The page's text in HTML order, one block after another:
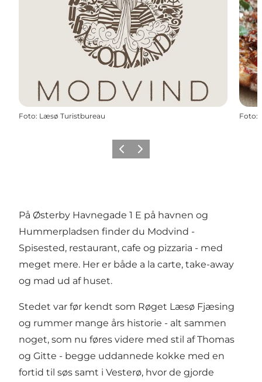
Foto: Læsø Turistbureau Foto:
Forrige billede
Næste billede
På Østerby Havnegade 1 E på havnen og
Hummerpladsen finder du Modvind -
Spisested, restaurant, cafe og pizzaria - med
meget mere. Her er både a la carte, take-away
og mad ud af huset.
Stedet var før kendt som Røget Læsø Fjæsing
og rummer mange års historie - alt sammen
noget, som nu føres videre med stil af Thomas
og Gitte - begge uddannede kokke med en
fortid til søs samt i Vesterø, hvor de gjorde